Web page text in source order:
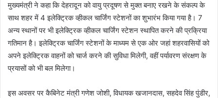
मुख्यमंत्री ने कहा कि देहरादून को वायु प्रदूषण से मुक्त बनाए रखने के संकल्प के
साथ शहर में 4 इलेक्ट्रिक व्हीकल चार्जिंग स्टेशनों का शुभारंभ किया गया है। 7
अन्य स्थानों पर भी इलेक्ट्रिक व्हीकल चार्जिंग स्टेशन स्थापित करने की प्रक्रिया
गतिमान है। इलेक्ट्रिक चार्जिंग स्टेशनों के माध्यम से एक ओर जहां शहरवासियों को
अपने इलेक्ट्रिक वाहनों को चार्ज करने की सुविधा मिलेगी, वहीं पर्यावरण संरक्षण के
प्रयासों को भी बल मिलेगा।
इस अवसर पर कैबिनेट मंत्री गणेश जोशी, विधायक खजानदास, सहदेव सिंह पुंडीर,